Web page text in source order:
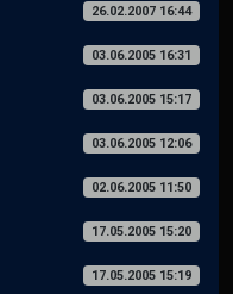
26.02.2007 16:44
03.06.2005 16:31
03.06.2005 15:17
03.06.2005 12:06
02.06.2005 11:50
17.05.2005 15:20
17.05.2005 15:19